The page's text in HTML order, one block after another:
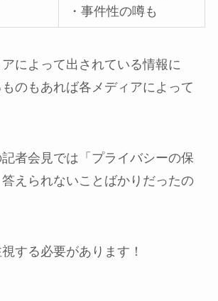
・事件性の噂も
によって出されている情報に
のもあれば各メディアによって
者会見では「プライバシーの保
えられないことばかりだったの
する必要があります！